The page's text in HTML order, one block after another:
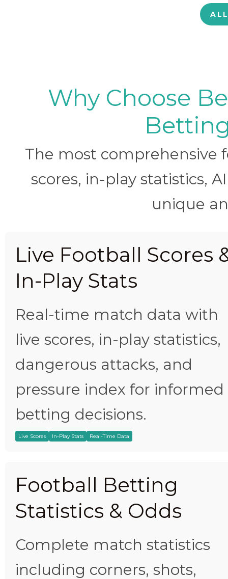
Why Choose
The most
scores, in-play statistics,
unique
Live Football Scores
In-Play Stats
Real-time match data with
live scores, in-play statistics,
dangerous attacks, and
pressure index for informed
betting decisions.
Live Scores In-Play Stats Real-Time Data
Football Betting
Statistics & Odds
Complete match statistics
including corners, shots,